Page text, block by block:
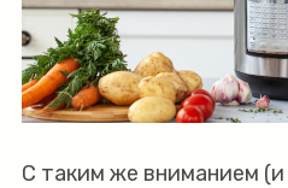
С таким же вниманием